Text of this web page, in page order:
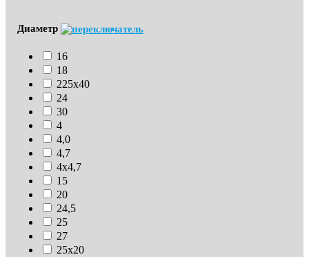
Диаметр
16
18
225х40
24
30
4
4,0
4,7
4х4,7
15
20
24,5
25
27
25х20